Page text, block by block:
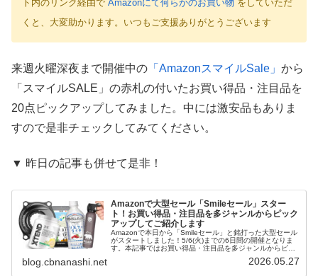
ト内のリンク経由で Amazonにて何らかのお買い物 をしていただ
くと、大変助かります。いつもご支援ありがとうございます
来週火曜深夜まで開催中の 「AmazonスマイルSale」 から
「スマイルSALE」の赤札の付いたお買い得品・注目品を
20点ピックアップしてみました。中には激安品もありま
すので是非チェックしてみてください。
▼ 昨日の記事も併せて是非！
Amazonで大型セール「Smileセール」スター
ト！お買い得品・注目品を多ジャンルからピック
アップしてご紹介します
Amazonで本日から「Smileセール」と銘打った大型セール
がスタートしました！5/6(火)までの6日間の開催となりま
す。本記事ではお買い得品・注目品を多ジャンルからピッ
blog.cbnanashi.net 2026.05.27